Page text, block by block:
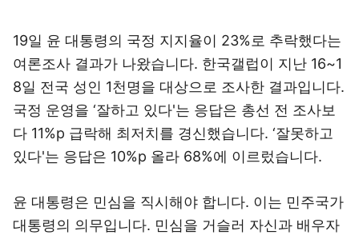
19일 윤 대통령의 국정 지지율이 23%로 추락했다는
여론조사 결과가 나왔습니다. 한국갤럽이 지난 16~1
8일 전국 성인 1천명을 대상으로 조사한 결과입니다.
국정 운영을 ‘잘하고 있다'는 응답은 총선 전 조사보
다 11%p 급락해 최저치를 경신했습니다. ‘잘못하고
있다'는 응답은 10%p 올라 68%에 이르렀습니다.
윤 대통령은 민심을 직시해야 합니다. 이는 민주국가
대통령의 의무입니다. 민심을 거슬러 자신과 배우자